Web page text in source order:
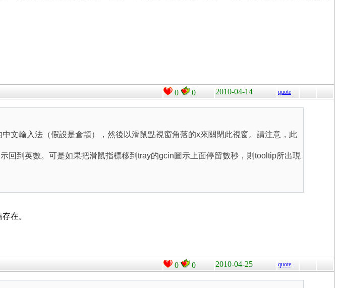
0 0 2010-04-14 quote
文輸入法（假設是倉頡），然後以滑鼠點視窗角落的x來關閉此視窗。請注意，此
回到英數。可是如果把滑鼠指標移到tray的gcin圖示上面停留數秒，則tooltip所出現
在。
0 0 2010-04-25 quote